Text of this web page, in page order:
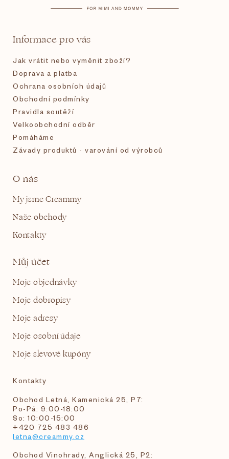
Informace pro vás
Jak vrátit nebo vyměnit zboží?
Doprava a platba
Ochrana osobních údajů
Obchodní podmínky
Pravidla soutěží
Velkoobchodní odběr
Pomáháme
Závady produktů - varování od výrobců
O nás
My jsme Creammy
Naše obchody
Kontakty
Můj účet
Moje objednávky
Moje dobropisy
Moje adresy
Moje osobní údaje
Moje slevové kupóny
Kontakty
Obchod Letná, Kamenická 25, P7:
Po-Pá: 9:00-18:00
So: 10:00-15:00
+420 725 483 486
letna@creammy.cz
Obchod Vinohrady, Anglická 25, P2: